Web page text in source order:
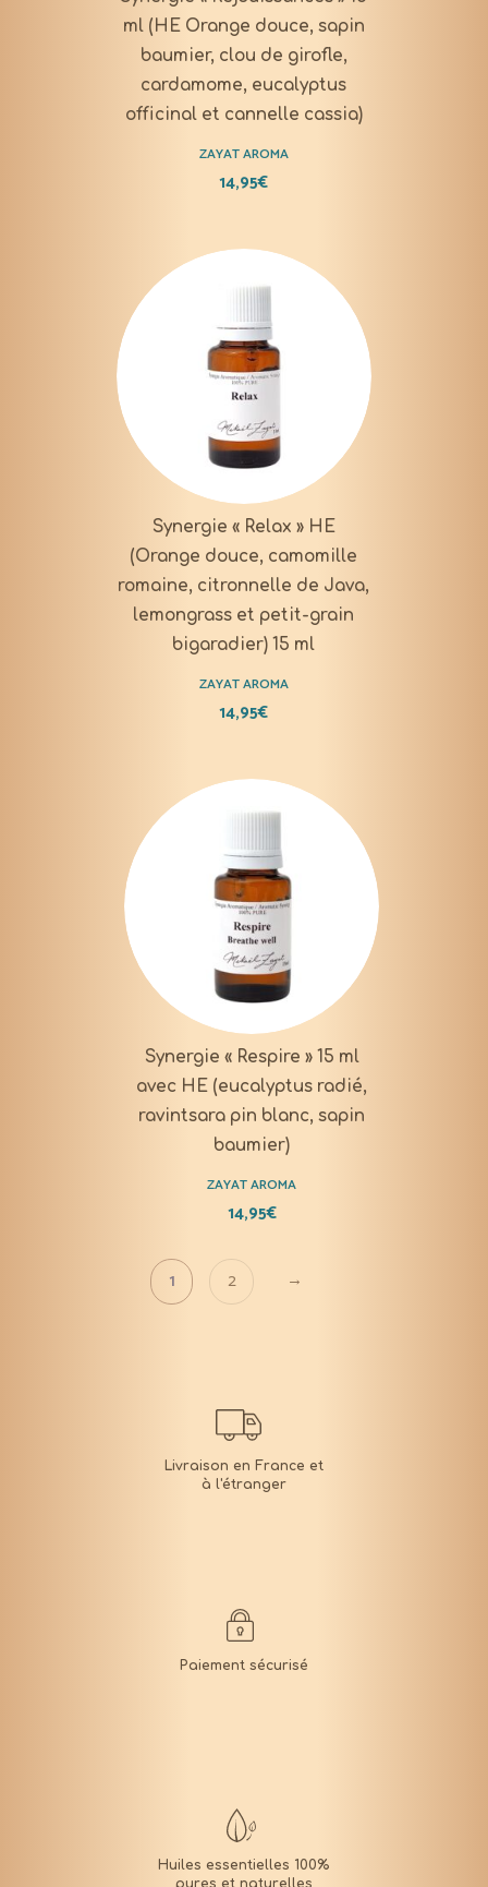
ml (HE Orange douce, sapin
baumier, clou de girofle,
cardamome, eucalyptus
officinal et cannelle cassia)
ZAYAT AROMA
14,95€
Synergie « Relax » HE
(Orange douce, camomille
romaine, citronnelle de Java,
lemongrass et petit-grain
bigaradier) 15 ml
ZAYAT AROMA
14,95€
Synergie « Respire » 15 ml
avec HE (eucalyptus radié,
ravintsara pin blanc, sapin
baumier)
ZAYAT AROMA
14,95€
1 2 →